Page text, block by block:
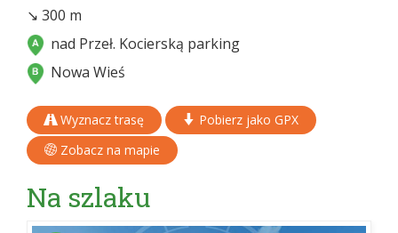
↘ 300 m
nad Przeł. Kocierską parking
Nowa Wieś
Wyznacz trasę
Pobierz jako GPX
Zobacz na mapie
Na szlaku